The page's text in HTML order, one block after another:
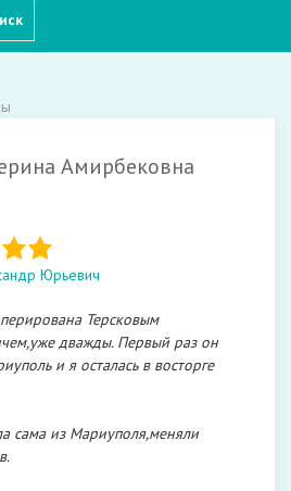
Амирбековна
Юрьевич
Терсковым
дважды. Первый раз он
и я осталась в восторге
сама из Мариуполя,меняли